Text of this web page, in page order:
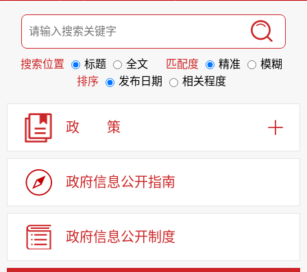
搜索位置 标题 全文 匹配度 精准
模糊
排序
发布日期 相关程度
政 策
政府信息公开指南
政府信息公开制度